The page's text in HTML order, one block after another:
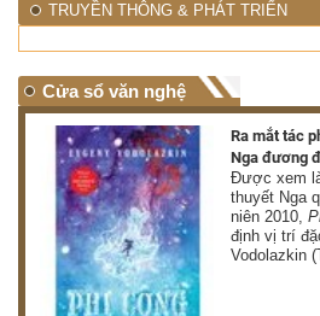
TRUYỀN THÔNG & PHÁT TRIỂN
Cửa sổ văn nghệ
Ra mắt tác
Nga đương
Được xem
thuyết Nga
niên 2010,
định vị trí
Vodolazkin